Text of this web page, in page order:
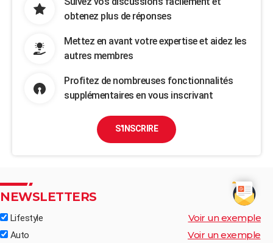
obtenez plus de réponses
Mettez en avant votre expertise et aidez les
autres membres
Profitez de nombreuses fonctionnalités
supplémentaires en vous inscrivant
S'INSCRIRE
NEWSLETTERS
Lifestyle Voir un exemple
Auto Voir un exemple